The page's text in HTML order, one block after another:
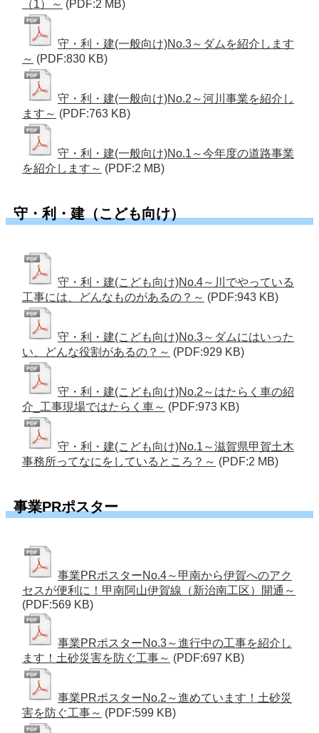
（1）～ (PDF:2 MB)
守・利・建(一般向け)No.3～ダムを紹介します
～ (PDF:830 KB)
守・利・建(一般向け)No.2～河川事業を紹介し
ます～ (PDF:763 KB)
守・利・建(一般向け)No.1～今年度の道路事業
を紹介します～ (PDF:2 MB)
守・利・建（こども向け）
守・利・建(こども向け)No.4～川でやっている
工事には、どんなものがあるの？～ (PDF:943 KB)
守・利・建(こども向け)No.3～ダムにはいった
い、どんな役割があるの？～ (PDF:929 KB)
守・利・建(こども向け)No.2～はたらく車の紹
介_工事現場ではたらく車～ (PDF:973 KB)
守・利・建(こども向け)No.1～滋賀県甲賀土木
事務所ってなにをしているところ？～ (PDF:2 MB)
事業PRポスター
事業PRポスターNo.4～甲南から伊賀へのアク
セスが便利に！甲南阿山伊賀線（新治南工区）開通～
(PDF:569 KB)
事業PRポスターNo.3～進行中の工事を紹介し
ます！土砂災害を防ぐ工事～ (PDF:697 KB)
事業PRポスターNo.2～進めています！土砂災
害を防ぐ工事～ (PDF:599 KB)